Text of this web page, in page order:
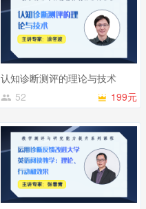
认知诊断测评的理论与技术
52
199元